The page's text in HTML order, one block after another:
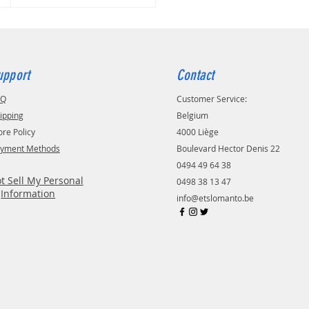
Policy
Methods
Sell My Personal
Information
Contact
Customer Service:
Belgium
4000 Liège
Boulevard Hector Denis 22
0494 49 64 38
0498 38 13 47
info@etslomanto.be